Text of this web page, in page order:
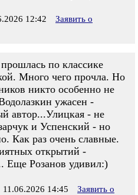
12:42
Заявить о
по классике
Много чего прочла. Но
никто особенно не
ужасен -
автор...Улицкая - не
и Успенский - но
Как раз очень славные.
открытий -
Еще Розанов удивил:)
11.06.2026 14:45
Заявить о